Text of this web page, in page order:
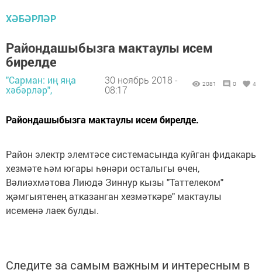
ХӘБӘРЛӘР
Райондашыбызга мактаулы исем
бирелде
"Сарман: иң яңа
хәбәрләр",
30 ноябрь 2018 -
08:17
2081 0 4
Райондашыбызга мактаулы исем бирелде.
Район электр элемтәсе системасында куйган фидакарь
хезмәте һәм югары һөнәри осталыгы өчен,
Вәлиәхмәтова Лиюдә Зиннур кызы "Таттелеком"
җәмгыятенең атказанган хезмәткәре" мактаулы
исеменә лаек булды.
Следите за самым важным и интересным в